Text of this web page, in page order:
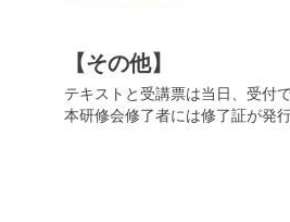
【その他】
テキストと受講票は当日、受付
本研修会修了者には修了証が発